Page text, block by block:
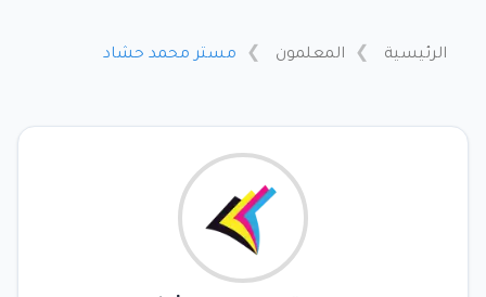
الرئيسية المعلمون مستر محمد حشاد